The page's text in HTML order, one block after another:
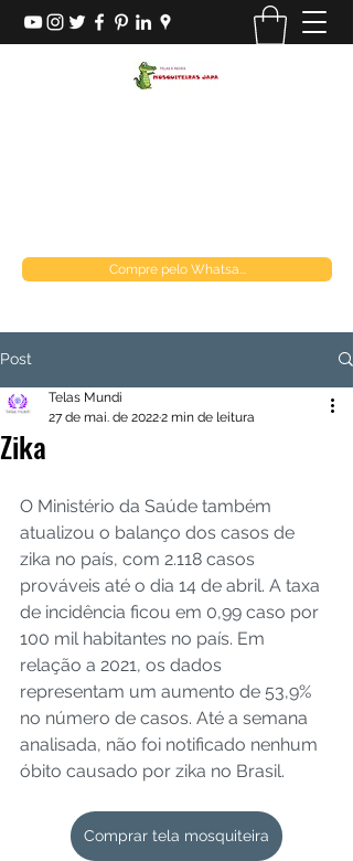
Compre pelo Whatsa...
Post
Zika
Telas Mundi
27 de mai. de 20222 min de leitura
O Ministério da Saúde também
atualizou o balanço dos casos de
zika no país, com 2.118 casos
prováveis até o dia 14 de abril. A taxa
de incidência ficou em 0,99 caso por
100 mil habitantes no país. Em
relação a 2021, os dados
representam um aumento de 53,9%
no número de casos. Até a semana
analisada, não foi notificado nenhum
óbito causado por zika no Brasil.
Comprar tela mosquiteira